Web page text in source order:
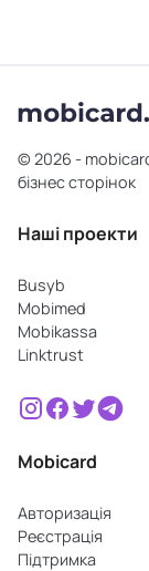
© 2026 -
бізнес сторінок
Наші проекти
Busyb
Mobimed
Mobikassa
Linktrust
Mobicard
Авторизація
Реєстрація
Підтримка